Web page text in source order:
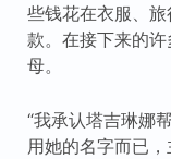
些钱花在衣服、
款。在接下来的
母。
“我承认塔吉琳娜
用她的名字而已